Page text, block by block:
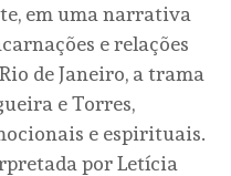
em uma narrativa
e relações
de Janeiro, a trama
e Torres,
e espirituais.
por Letícia